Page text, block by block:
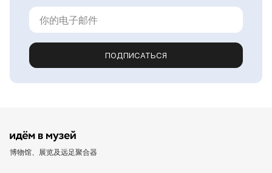
ПОДПИСАТЬСЯ
博物馆、展览及远足聚合器